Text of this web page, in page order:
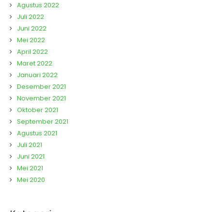
Agustus 2022
Juli 2022
Juni 2022
Mei 2022
April 2022
Maret 2022
Januari 2022
Desember 2021
November 2021
Oktober 2021
September 2021
Agustus 2021
Juli 2021
Juni 2021
Mei 2021
Mei 2020